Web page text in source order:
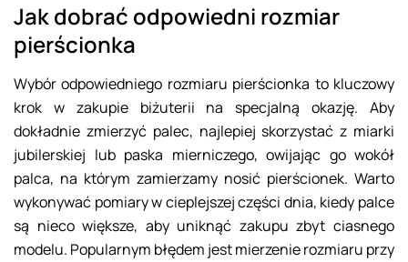
Jak dobrać odpowiedni rozmiar
pierścionka
Wybór odpowiedniego rozmiaru pierścionka to kluczowy
krok w zakupie biżuterii na specjalną okazję. Aby
dokładnie zmierzyć palec, najlepiej skorzystać z miarki
jubilerskiej lub paska mierniczego, owijając go wokół
palca, na którym zamierzamy nosić pierścionek. Warto
wykonywać pomiary w cieplejszej części dnia, kiedy palce
są nieco większe, aby uniknąć zakupu zbyt ciasnego
modelu. Popularnym błędem jest mierzenie rozmiaru przy